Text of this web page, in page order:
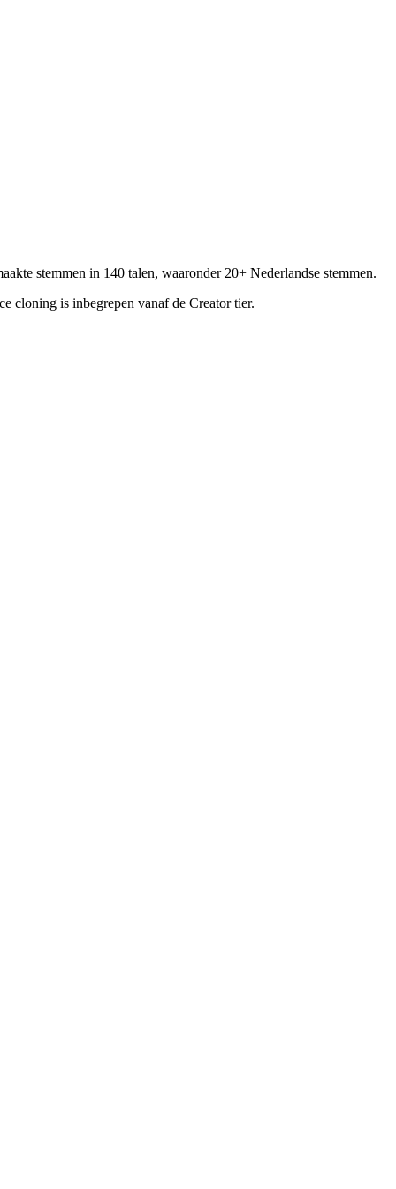
stemmen in 140 talen, waaronder 20+ Nederlandse stemmen.
cloning is inbegrepen vanaf de Creator tier.